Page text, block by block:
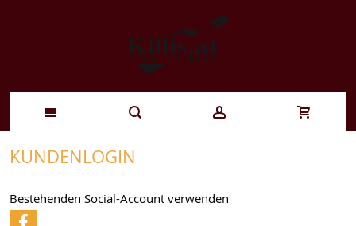
Zum
springen
KUNDENLOGIN
Bestehenden Social-Account verwenden